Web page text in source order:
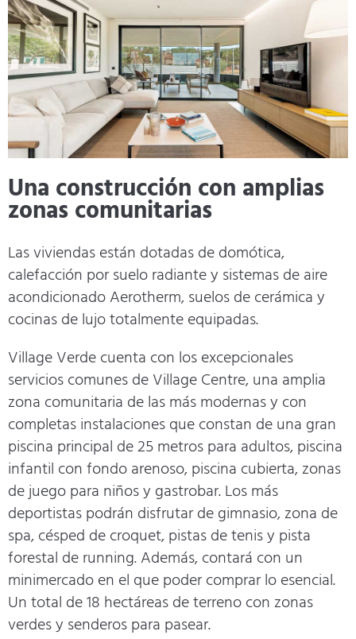
Una construcción con amplias
zonas comunitarias
Las viviendas están dotadas de domótica,
calefacción por suelo radiante y sistemas de aire
acondicionado Aerotherm, suelos de cerámica y
cocinas de lujo totalmente equipadas.
Village Verde cuenta con los excepcionales
servicios comunes de Village Centre, una amplia
zona comunitaria de las más modernas y con
completas instalaciones que constan de una gran
piscina principal de 25 metros para adultos, piscina
infantil con fondo arenoso, piscina cubierta, zonas
de juego para niños y gastrobar. Los más
deportistas podrán disfrutar de gimnasio, zona de
spa, césped de croquet, pistas de tenis y pista
forestal de running. Además, contará con un
minimercado en el que poder comprar lo esencial.
Un total de 18 hectáreas de terreno con zonas
verdes y senderos para pasear.